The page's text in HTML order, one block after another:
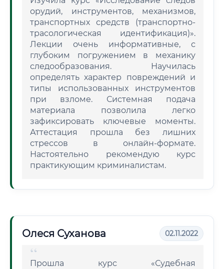
орудий, инструментов, механизмов,
транспортных средств (транспортно-
трасологическая идентификация)».
Лекции очень информативные, с
глубоким погружением в механику
следообразования. Научилась
определять характер повреждений и
типы использованных инструментов
при взломе. Системная подача
материала позволила легко
зафиксировать ключевые моменты.
Аттестация прошла без лишних
стрессов в онлайн-формате.
Настоятельно рекомендую курс
практикующим криминалистам.
Олеся Суханова 02.11.2022
Прошла курс «Судебная